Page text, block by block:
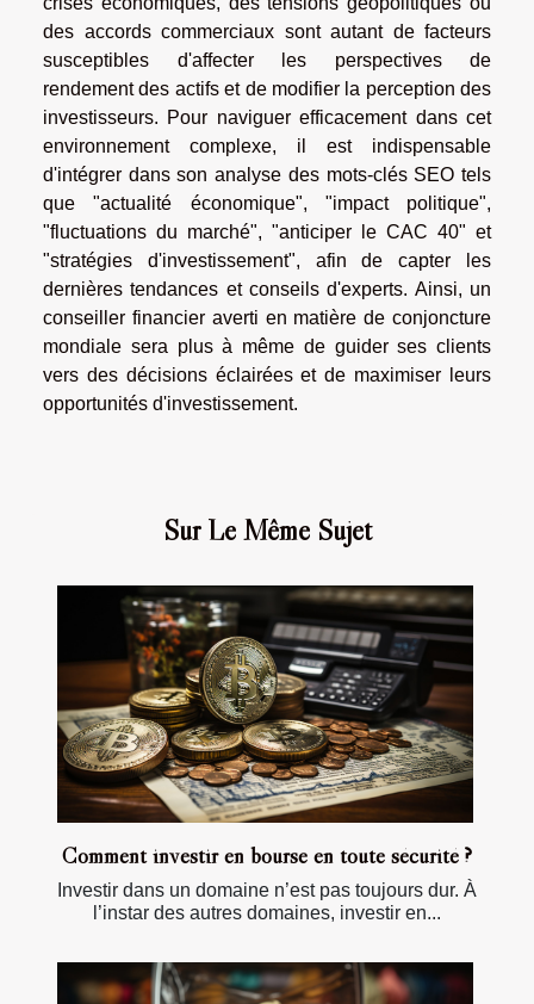
des accords commerciaux sont autant de facteurs
susceptibles d'affecter les perspectives de
rendement des actifs et de modifier la perception des
investisseurs. Pour naviguer efficacement dans cet
environnement complexe, il est indispensable
d'intégrer dans son analyse des mots-clés SEO tels
que "actualité économique", "impact politique",
"fluctuations du marché", "anticiper le CAC 40" et
"stratégies d'investissement", afin de capter les
dernières tendances et conseils d'experts. Ainsi, un
conseiller financier averti en matière de conjoncture
mondiale sera plus à même de guider ses clients
vers des décisions éclairées et de maximiser leurs
opportunités d'investissement.
Sur Le Même Sujet
Comment investir en bourse en toute sécurité ?
Investir dans un domaine n’est pas toujours dur. À
l’instar des autres domaines, investir en...